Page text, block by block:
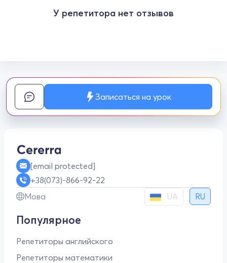
У репетитора нет отзывов
Записаться на урок
[email protected]
+38(073)-866-92-22
Мова
UA RU
Популярное
Репетиторы английского
Репетиторы математики